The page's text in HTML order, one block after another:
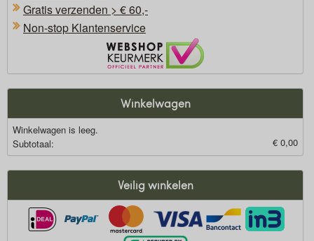
Gratis verzenden > € 60,-
Non-stop Klantenservice
Winkelwagen
Winkelwagen is leeg.
Subtotaal:
€ 0,00
Veilig winkelen